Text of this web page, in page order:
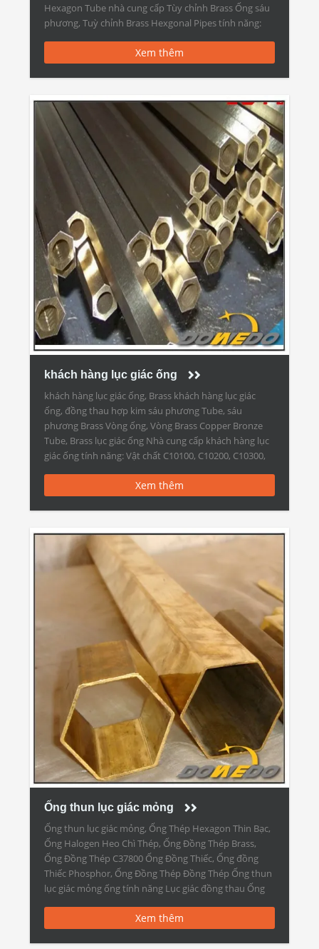
Hexagon Tube nhà cung cấp Tùy chỉnh Brass Ống sáu
phương, Tuỳ chỉnh Brass Hexgonal Pipes tính năng:
C10700, C10800, C10910, C10920, […]
Xem thêm
khách hàng lục giác ống
khách hàng lục giác ống, Brass khách hàng lục giác
ống, đồng thau hợp kim sáu phương Tube, sáu
phương Brass Vòng ống, Vòng Brass Copper Bronze
Tube, Brass lục giác ống Nhà cung cấp khách hàng lục
giác ống tính năng: Vật chất C10100, C10200, C10300,
Xem thêm
Ống thun lục giác mỏng
Ống thun lục giác mỏng, Ống Thép Hexagon Thin Bạc,
Ống Halogen Heo Chì Thép, Ống Đồng Thép Brass,
Ống Đồng Thép C37800 Ống Đồng Thiếc, Ống đồng
Thiếc Phosphor, Ống Đồng Thép Đồng Thép Ống thun
lục giác mỏng ống tính năng Lục giác đồng thau Ống
Xem thêm